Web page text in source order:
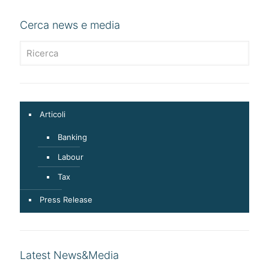
Cerca news e media
Articoli
Banking
Labour
Tax
Press Release
Latest News&Media